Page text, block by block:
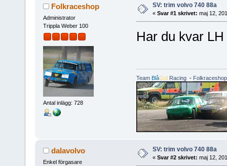
Folkraceshop
Administrator
Trippla Weber 100
Antal inlägg: 728
SV: trim volvo 740 88a
« Svar #1 skrivet: maj 12,
Har du kvar
Team BlåGul Racing- Folkraceshop
dalavolvo
Enkel förgasare
SV: trim volvo 740 88a
« Svar #2 skrivet: maj 12,